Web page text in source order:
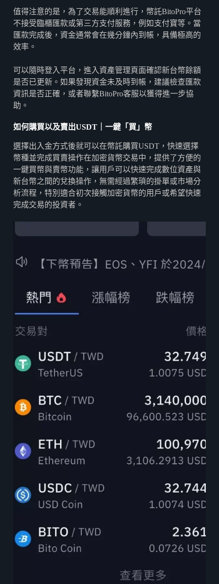
值得注意的是，為了交易能順利進行，幣託BitoPro平台
不接受臨櫃匯款或第三方支付服務，例如支付寶等。當
匯款完成後，資金通常會在幾分鐘內到帳，具備極高的
效率。
可以隨時登入平台，進入資產管理頁面確認新台幣餘額
是否已更新。如果發現資金未及時到帳，建議檢查匯款
資訊是否正確，或者聯繫BitoPro客服以獲得進一步協
助。
如何購買以及賣出USDT｜ 一鍵「買」幣
選擇出入金方式後就可以在幣託購買USDT，快速選擇
幣種並完成買賣操作在加密貨幣交易中，提供了方便的
一鍵買幣與賣幣功能，讓用戶可以快速完成數位資產與
新台幣之間的兌換操作，無需經過繁瑣的掛單或市場分
析流程，特別適合初次接觸加密貨幣的用戶或希望快速
完成交易的投資者。